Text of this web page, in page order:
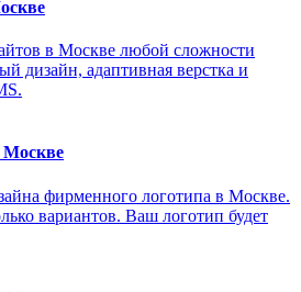
в Москве любой сложности
дизайн, адаптивная верстка и
Москве
фирменного логотипа в Москве.
вариантов. Ваш логотип будет